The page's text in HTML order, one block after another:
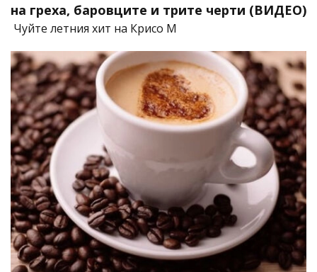
на греха, баровците и трите черти (ВИДЕО)
Чуйте летния хит на Крисо М